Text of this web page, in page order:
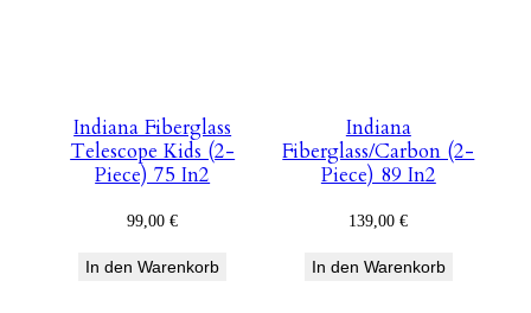
Indiana Fiberglass
Telescope Kids (2-
Piece) 75 In2
99,00€
In den Warenkorb
Indiana
Fiberglass/Carbon (2-
Piece) 89 In2
139,00€
In den Warenkorb